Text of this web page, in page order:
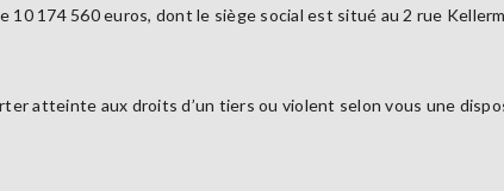
174 560 euros, dont le siège social est situé au 2 rue
atteinte aux droits d’un tiers ou violent selon vous une